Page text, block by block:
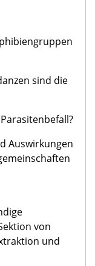
sind die
Auswirkungen
von
und